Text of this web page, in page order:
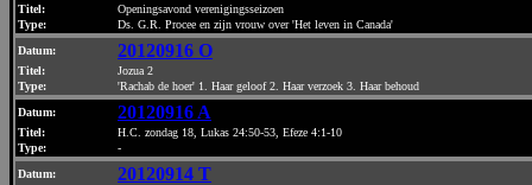
Titel:
Openingsavond verenigingsseizoen
Type:
Ds. G.R. Procee en zijn vrouw over 'Het leven in Canada'
Datum: 20120916 O
Titel:
Jozua 2
Type:
'Rachab de hoer' 1. Haar geloof 2. Haar verzoek 3. Haar behoud
Datum: 20120916 A
Titel:
H.C. zondag 18, Lukas 24:50-53, Efeze 4:1-10
Type:
-
Datum: 20120914 T